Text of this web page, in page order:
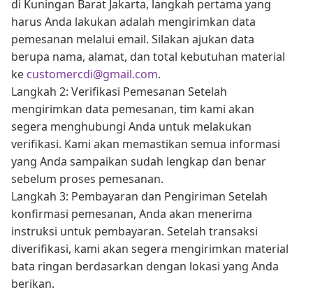
di Kuningan Barat Jakarta, langkah pertama yang
harus Anda lakukan adalah mengirimkan data
pemesanan melalui email. Silakan ajukan data
berupa nama, alamat, dan total kebutuhan material
ke customercdi@gmail.com.
Langkah 2: Verifikasi Pemesanan Setelah
mengirimkan data pemesanan, tim kami akan
segera menghubungi Anda untuk melakukan
verifikasi. Kami akan memastikan semua informasi
yang Anda sampaikan sudah lengkap dan benar
sebelum proses pemesanan.
Langkah 3: Pembayaran dan Pengiriman Setelah
konfirmasi pemesanan, Anda akan menerima
instruksi untuk pembayaran. Setelah transaksi
diverifikasi, kami akan segera mengirimkan material
bata ringan berdasarkan dengan lokasi yang Anda
berikan.